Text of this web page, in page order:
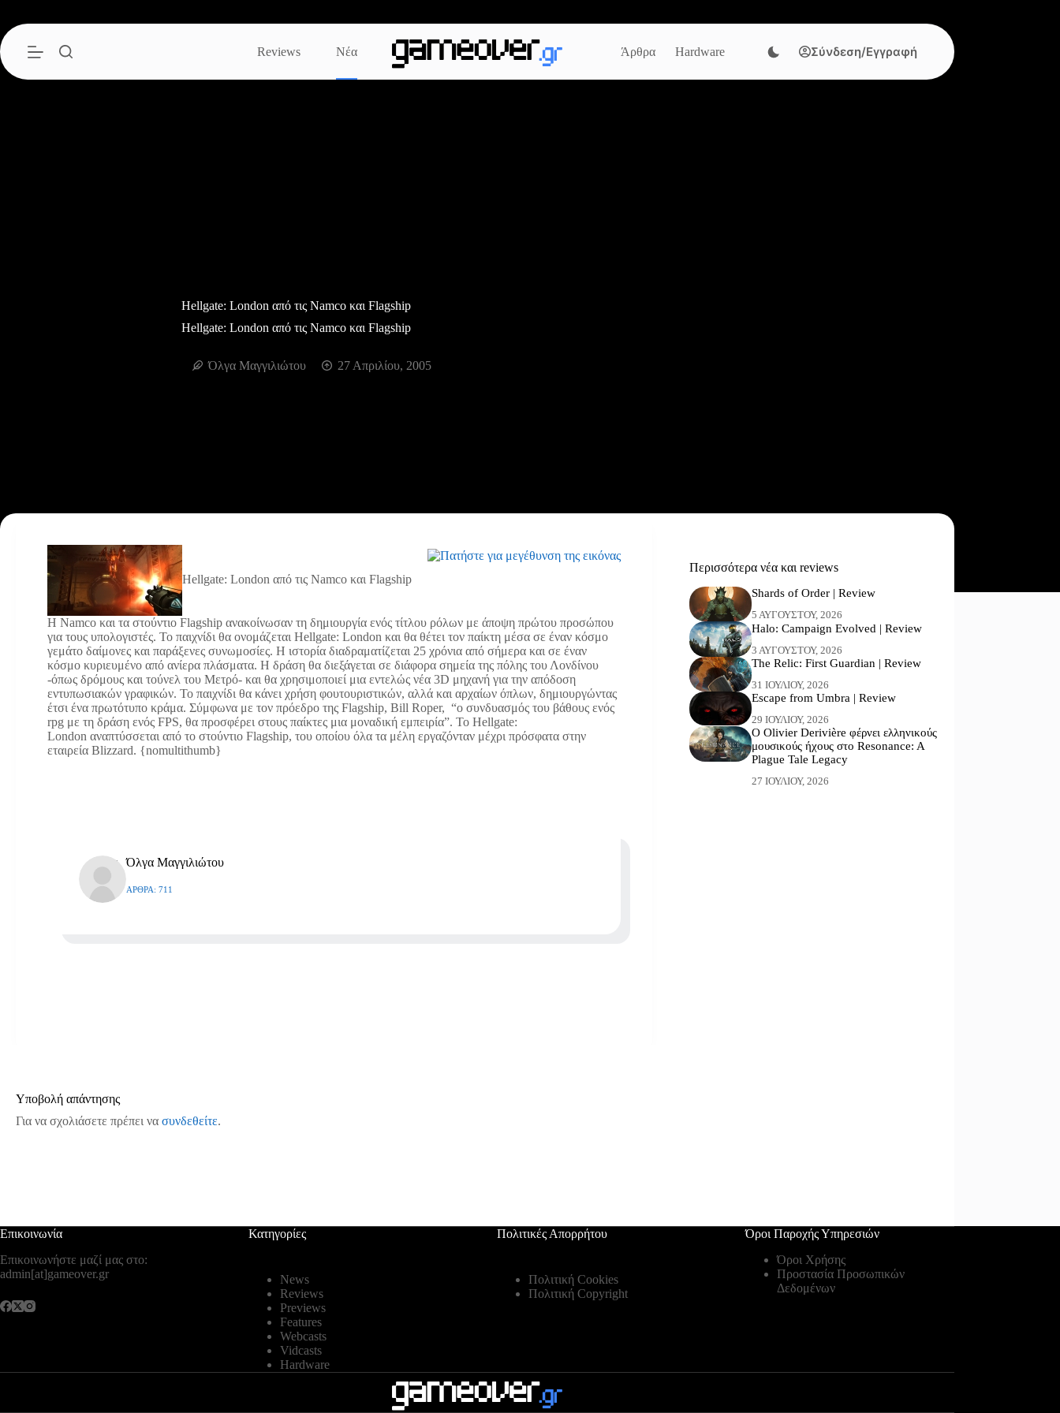
περιεχόμενο
Reviews
Νέα Άρθρα Hardware Σύνδεση/Εγγραφή
Hellgate: London από τις Namco και Flagship
Hellgate: London από τις Namco και Flagship
Όλγα Μαγγιλιώτου 27 Απριλίου, 2005
Hellgate: London από τις Namco και Flagship
H Namco και τα στούντιο Flagship ανακοίνωσαν τη δημιουργία ενός τίτλου ρόλων με άποψη πρώτου προσώπου
για τους υπολογιστές. Το παιχνίδι θα ονομάζεται Hellgate: London και θα θέτει τον παίκτη μέσα σε έναν κόσμο
γεμάτο δαίμονες και παράξενες συνωμοσίες. Η ιστορία διαδραματίζεται 25 χρόνια από σήμερα και σε έναν
κόσμο κυριευμένο από ανίερα πλάσματα. Η δράση θα διεξάγεται σε διάφορα σημεία της πόλης του Λονδίνου
-όπως δρόμους και τούνελ του Μετρό- και θα χρησιμοποιεί μια εντελώς νέα 3D μηχανή για την απόδοση
εντυπωσιακών γραφικών. Το παιχνίδι θα κάνει χρήση φουτουριστικών, αλλά και αρχαίων όπλων, δημιουργώντας
έτσι ένα πρωτότυπο κράμα. Σύμφωνα με τον πρόεδρο της Flagship, Bill Roper, “ο συνδυασμός του βάθους ενός
rpg με τη δράση ενός FPS, θα προσφέρει στους παίκτες μια μοναδική εμπειρία”. Το Hellgate:
London αναπτύσσεται από το στούντιο Flagship, του οποίου όλα τα μέλη εργαζόνταν μέχρι πρόσφατα στην
εταιρεία Blizzard. {nomultithumb}
Όλγα Μαγγιλιώτου
ΆΡΘΡΑ: 711
Περισσότερα νέα και reviews
Shards of Order | Review
5 ΑΥΓΟΎΣΤΟΥ, 2026
Halo: Campaign Evolved | Review
3 ΑΥΓΟΎΣΤΟΥ, 2026
The Relic: First Guardian | Review
31 ΙΟΥΛΊΟΥ, 2026
Escape from Umbra | Review
29 ΙΟΥΛΊΟΥ, 2026
Ο Olivier Derivière φέρνει ελληνικούς
μουσικούς ήχους στο Resonance: A
Plague Tale Legacy
27 ΙΟΥΛΊΟΥ, 2026
Υποβολή απάντησης
Για να σχολιάσετε πρέπει να συνδεθείτε.
Επικοινωνία
Επικοινωνήστε μαζί μας στο:
admin[at]gameover.gr
Κατηγορίες
News
Reviews
Previews
Features
Webcasts
Vidcasts
Hardware
Πολιτικές Απορρήτου
Πολιτική Cookies
Πολιτική Copyright
Όροι Παροχής Υπηρεσιών
Όροι Χρήσης
Προστασία Προσωπικών
Δεδομένων